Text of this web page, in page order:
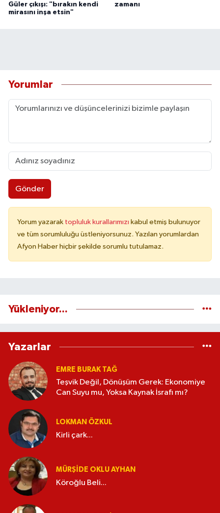
Güler çıkışı: "bırakın kendi
mirasını inşa etsin"
zamanı
Yorumlar
Gönder
Yorum yazarak topluluk kurallarımızı kabul etmiş bulunuyor
ve tüm sorumluluğu üstleniyorsunuz. Yazılan yorumlardan
Afyon Haber hiçbir şekilde sorumlu tutulamaz.
Yükleniyor...
Yazarlar
EMRE BURAK TAĞ
Teşvik Değil, Dönüşüm Gerek: Ekonomiye
Can Suyu mu, Yoksa Kaynak İsrafı mı?
LOKMAN ÖZKUL
Kirli çark...
MÜRŞIDE OKLU AYHAN
Köroğlu Beli...